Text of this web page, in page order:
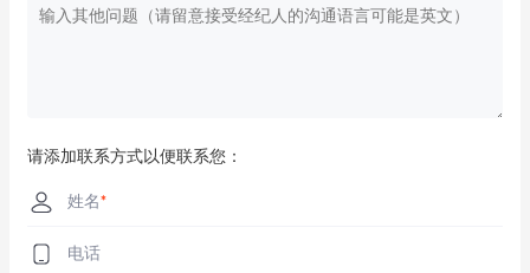
请添加联系方式以便联系您：
姓名*
电话